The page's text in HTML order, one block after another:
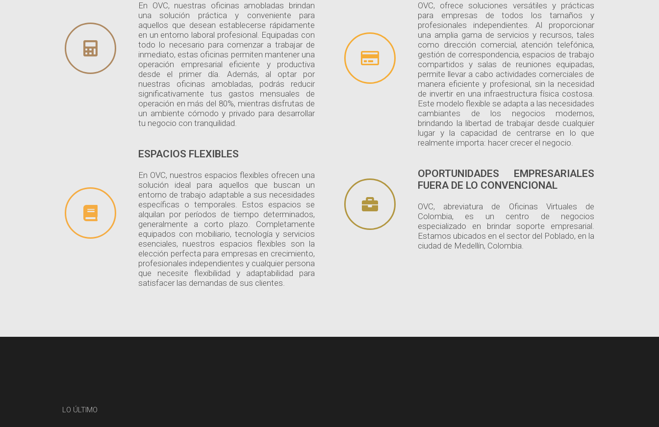
En OVC, nuestras oficinas amobladas brindan
una solución práctica y conveniente para
aquellos que desean establecerse rápidamente
en un entorno laboral profesional. Equipadas con
todo lo necesario para comenzar a trabajar de
inmediato, estas oficinas permiten mantener una
operación empresarial eficiente y productiva
desde el primer día. Además, al optar por
nuestras oficinas amobladas, podrás reducir
significativamente tus gastos mensuales de
operación en más del 80%, mientras disfrutas de
un ambiente cómodo y privado para desarrollar
tu negocio con tranquilidad.
ESPACIOS FLEXIBLES
En OVC, nuestros espacios flexibles ofrecen una
solución ideal para aquellos que buscan un
entorno de trabajo adaptable a sus necesidades
específicas o temporales. Estos espacios se
alquilan por períodos de tiempo determinados,
generalmente a corto plazo. Completamente
equipados con mobiliario, tecnología y servicios
esenciales, nuestros espacios flexibles son la
elección perfecta para empresas en crecimiento,
profesionales independientes y cualquier persona
que necesite flexibilidad y adaptabilidad para
satisfacer las demandas de sus clientes.
OVC, ofrece soluciones versátiles y prácticas
para empresas de todos los tamaños y
profesionales independientes. Al proporcionar
una amplia gama de servicios y recursos, tales
como dirección comercial, atención telefónica,
gestión de correspondencia, espacios de trabajo
compartidos y salas de reuniones equipadas,
permite llevar a cabo actividades comerciales de
manera eficiente y profesional, sin la necesidad
de invertir en una infraestructura física costosa.
Este modelo flexible se adapta a las necesidades
cambiantes de los negocios modernos,
brindando la libertad de trabajar desde cualquier
lugar y la capacidad de centrarse en lo que
realmente importa: hacer crecer el negocio.
OPORTUNIDADES EMPRESARIALES
FUERA DE LO CONVENCIONAL
OVC, abreviatura de Oficinas Virtuales de
Colombia, es un centro de negocios
especializado en brindar soporte empresarial.
Estamos ubicados en el sector del Poblado, en la
ciudad de Medellín, Colombia.
LO ÚLTIMO